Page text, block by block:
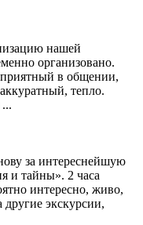
нашей
организовано.
в общении,
тепло.
за интереснейшую
и тайны». 2 часа
интересно, живо,
другие экскурсии,